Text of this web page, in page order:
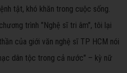
tật, khó khăn trong cuộc sống.
trình "Nghệ sĩ tri âm", tôi lại
của giới văn nghệ sĩ TP HCM nói
dân tộc trong cả nước" – kỳ nữ